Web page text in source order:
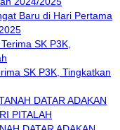
Baru di Hari Pertama
SK P3K, Tingkatkan